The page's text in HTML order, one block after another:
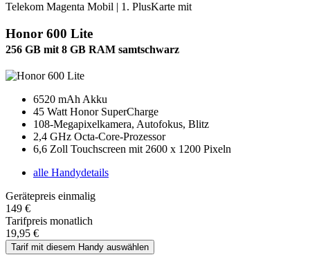
Telekom Magenta Mobil | 1. PlusKarte mit
Honor 600 Lite
256 GB mit 8 GB RAM samtschwarz
6520 mAh Akku
45 Watt Honor SuperCharge
108-Megapixelkamera, Autofokus, Blitz
2,4 GHz Octa-Core-Prozessor
6,6 Zoll Touchscreen mit 2600 x 1200 Pixeln
alle Handydetails
Gerätepreis einmalig
149 €
Tarifpreis monatlich
19,95 €
Tarif mit diesem Handy auswählen